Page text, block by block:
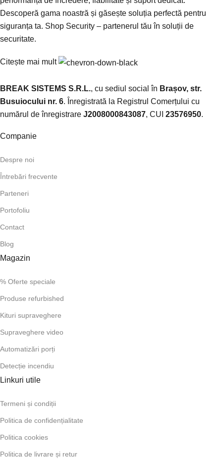
Descoperă gama noastră și găsește soluția perfectă pentru
siguranța ta. Shop Security – partenerul tău în soluții de
securitate.
Citește mai mult
BREAK SISTEMS S.R.L., cu sediul social în Brașov, str.
Busuiocului nr. 6. Înregistrată la Registrul Comerțului cu
numărul de înregistrare J2008000843087, CUI 23576950.​
Companie
Despre noi
Întrebări frecvente
Parteneri
Portofoliu
Contact
Blog
Magazin
% Oferte speciale
Produse refurbished
Kituri supraveghere
Supraveghere video
Automatizări porți
Detecție incendiu
Linkuri utile
Termeni și condiții
Politica de confidențialitate
Politica cookies
Politica de livrare și retur